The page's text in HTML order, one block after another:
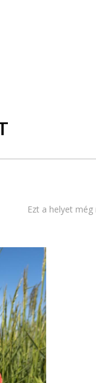
Ezt a helyet